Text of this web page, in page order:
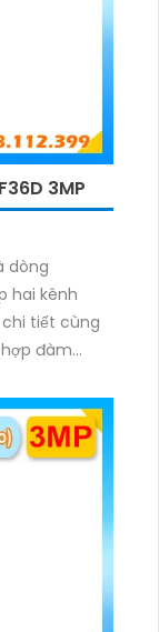
3MP
dòng
hai kênh
tiết cùng
đàm